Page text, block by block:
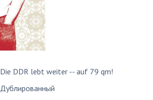
Die DDR lebt weiter -- auf 79 qm!
Дублированный